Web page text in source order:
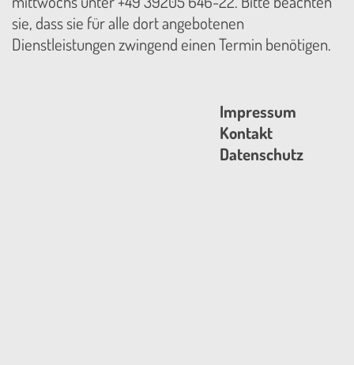
sie, dass sie für alle dort angebotenen
Dienstleistungen zwingend einen Termin benötigen.
Impressum
Kontakt
Datenschutz